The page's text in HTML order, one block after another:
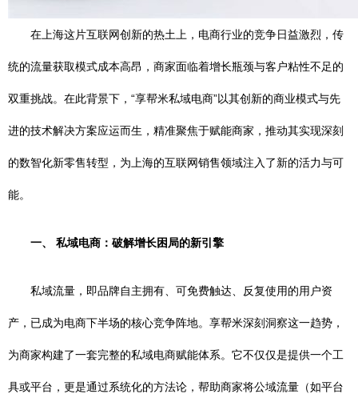
在上海这片互联网创新的热土上，电商行业的竞争日益激烈，传
统的流量获取模式成本高昂，商家面临着增长瓶颈与客户粘性不足的
双重挑战。在此背景下，“享帮米私域电商”以其创新的商业模式与先
进的技术解决方案应运而生，精准聚焦于赋能商家，推动其实现深刻
的数智化新零售转型，为上海的互联网销售领域注入了新的活力与可
能。
一、 私域电商：破解增长困局的新引擎
私域流量，即品牌自主拥有、可免费触达、反复使用的用户资
产，已成为电商下半场的核心竞争阵地。享帮米深刻洞察这一趋势，
为商家构建了一套完整的私域电商赋能体系。它不仅仅是提供一个工
具或平台，更是通过系统化的方法论，帮助商家将公域流量（如平台